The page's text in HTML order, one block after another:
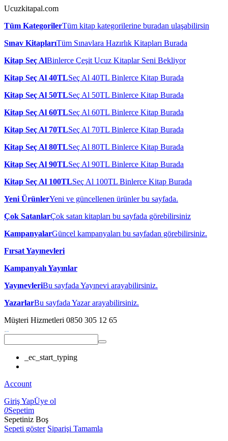
Ucuzkitapal.com
Tüm KategorilerTüm kitap kategorilerine buradan ulaşabilirsin
Sınav KitaplarıTüm Sınavlara Hazırlık Kitapları Burada
Kitap Seç AlBinlerce Çeşit Ucuz Kitaplar Seni Bekliyor
Kitap Seç Al 40TLSeç Al 40TL Binlerce Kitap Burada
Kitap Seç Al 50TLSeç Al 50TL Binlerce Kitap Burada
Kitap Seç Al 60TLSeç Al 60TL Binlerce Kitap Burada
Kitap Seç Al 70TLSeç Al 70TL Binlerce Kitap Burada
Kitap Seç Al 80TLSeç Al 80TL Binlerce Kitap Burada
Kitap Seç Al 90TLSeç Al 90TL Binlerce Kitap Burada
Kitap Seç Al 100TLSeç Al 100TL Binlerce Kitap Burada
Yeni ÜrünlerYeni ve güncellenen ürünler bu sayfada.
Çok SatanlarÇok satan kitapları bu sayfada görebilirsiniz
KampanyalarGüncel kampanyaları bu sayfadan görebilirsiniz.
Fırsat Yayınevleri
Kampanyalı Yayınlar
YayınevleriBu sayfada Yayınevi arayabilirsiniz.
YazarlarBu sayfada Yazar arayabilirsiniz.
Müşteri Hizmetleri 0850 305 12 65
_ec_start_typing
Account
Giriş YapÜye ol
0Sepetim
Sepetiniz Boş
Sepeti göster Siparişi Tamamla